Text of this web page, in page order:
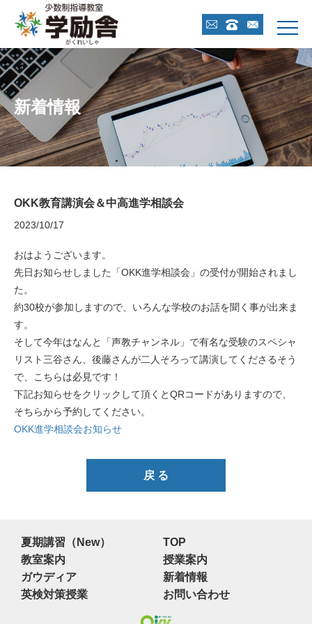
  
新着情報
OKK教育講演会＆中高進学相談会
2023/10/17
おはようございます。
先日お知らせしました「OKK進学相談会」の受付が開始されまし
た。
約30校が参加しますので、いろんな学校のお話を聞く事が出来ま
す。
そして今年はなんと「声教チャンネル」で有名な受験のスペシャ
リスト三谷さん、後藤さんが二人そろって講演してくださるそう
で、こちらは必見です！
下記お知らせをクリックして頂くとQRコードがありますので、
そちらから予約してください。
OKK進学相談会お知らせ
戻 る
夏期講習（New）
TOP
教室案内
授業案内
ガウディア
新着情報
英検対策授業
お問い合わせ